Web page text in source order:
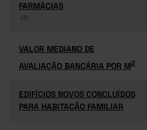
FARMÁCIAS
(3)
FARMÁCIAS
(3)
VALOR MEDIANO DE
AVALIAÇÃO BANCÁRIA POR M2
VALOR MEDIANO DE
AVALIAÇÃO BANCÁRIA POR M2
EDIFÍCIOS NOVOS CONCLUÍDOS
PARA HABITAÇÃO FAMILIAR
EDIFÍCIOS NOVOS CONCLUÍDOS
PARA HABITAÇÃO FAMILIAR